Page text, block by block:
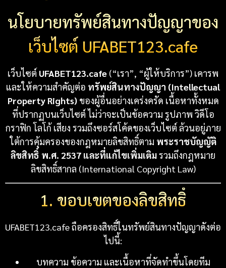
นโยบายทรัพย์สินทางปัญญาของ
เว็บไซต์ UFABET123.cafe
เว็บไซต์ UFABET123.cafe (“เรา”, “ผู้ให้บริการ”) เคารพ
และให้ความสำคัญต่อ ทรัพย์สินทางปัญญา (Intellectual
Property Rights)ของผู้อื่นอย่างเคร่งครัด เนื้อหาทั้งหมด
ที่ปรากฏบนเว็บไซต์ ไม่ว่าจะเป็นข้อความ รูปภาพ วิดีโอ
กราฟิก โลโก้ เสียง รวมถึงซอร์สโค้ดของเว็บไซต์ ล้วนอยู่ภาย
ใต้การคุ้มครองของกฎหมายลิขสิทธิ์ตาม พระราชบัญญัติ
ลิขสิทธิ์ พ.ศ. 2537 และที่แก้ไขเพิ่มเติมรวมถึงกฎหมาย
ลิขสิทธิ์สากล (International Copyright Law)
1. ขอบเขตของลิขสิทธิ์
UFABET123.cafe ถือครองสิทธิ์ในทรัพย์สินทางปัญญาดังต่อ
ไปนี้:
บทความ ข้อความ และเนื้อหาที่จัดทำขึ้นโดยทีม